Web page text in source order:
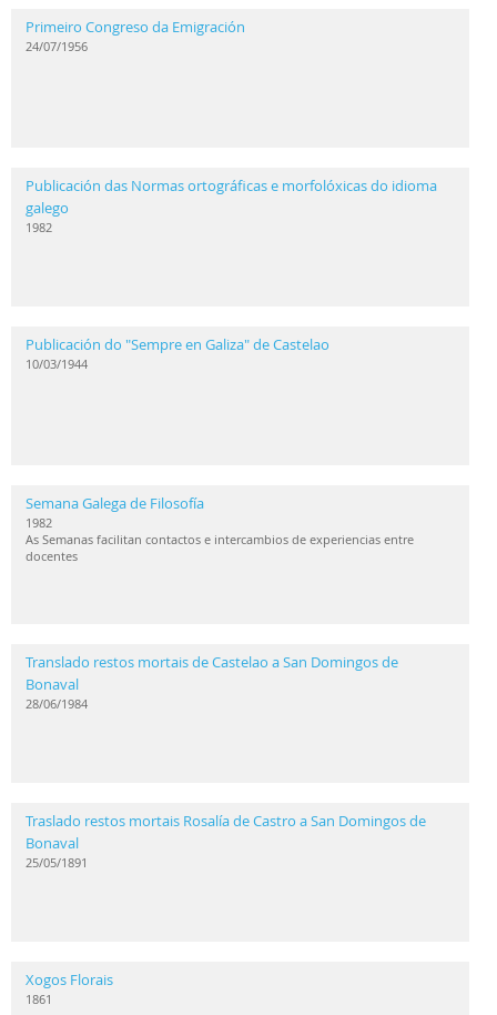
Primeiro Congreso da Emigración
24/07/1956
Publicación das Normas ortográficas e morfolóxicas do idioma
galego
1982
Publicación do "Sempre en Galiza" de Castelao
10/03/1944
Semana Galega de Filosofía
1982
As Semanas facilitan contactos e intercambios de experiencias entre
docentes
Translado restos mortais de Castelao a San Domingos de
Bonaval
28/06/1984
Traslado restos mortais Rosalía de Castro a San Domingos de
Bonaval
25/05/1891
Xogos Florais
1861